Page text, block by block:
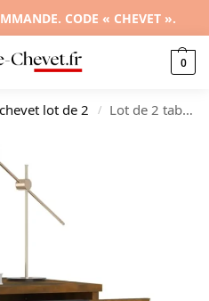
CODE « CHEVET ».
0
lot de 2 / Lot de 2 tables de nuit chêne design moderne compact, 40x39x40cm